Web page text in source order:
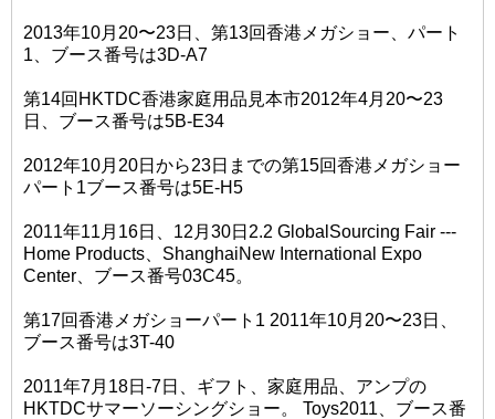
2013年10月20〜23日、第13回香港メガショー、パート
1、ブース番号は3D-A7
第14回HKTDC香港家庭用品見本市2012年4月20〜23
日、ブース番号は5B-E34
2012年10月20日から23日までの第15回香港メガショー
パート1ブース番号は5E-H5
2011年11月16日、12月30日2.2 GlobalSourcing Fair ---
Home Products、ShanghaiNew International Expo
Center、ブース番号03C45。
第17回香港メガショーパート1 2011年10月20〜23日、
ブース番号は3T-40
2011年7月18日-7日、ギフト、家庭用品、アンプの
HKTDCサマーソーシングショー。 Toys2011、ブース番